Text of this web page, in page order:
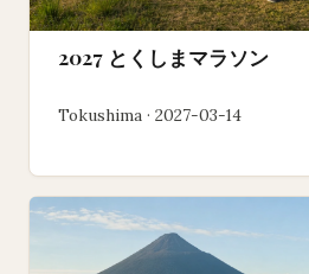
2027 とくしまマラソン
Tokushima · 2027-03-14